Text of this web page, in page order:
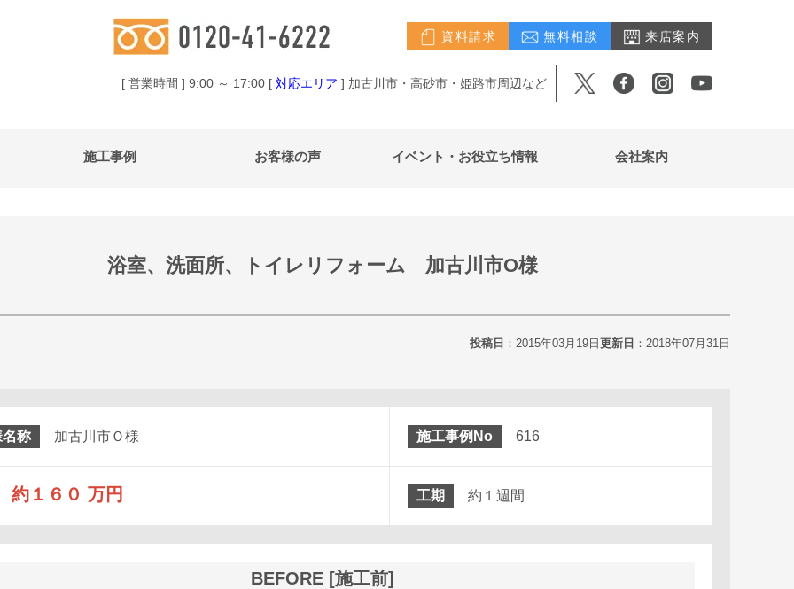
資料請求 無料相談 来店案内
[ 営業時間 ] 9:00 ～ 17:00 [ 対応エリア ] 加古川市・高砂市・姫路市周辺など
施工事例 お客様の声 イベント・お役立ち情報 会社案内
浴室、洗面所、トイレリフォーム 加古川市O様
投稿日 ：2015年03月19日 更新日 ：2018年07月31日
称 加古川市Ｏ様 施工事例No 616
約１６０ 万円 工期 約１週間
BEFORE [施工前]